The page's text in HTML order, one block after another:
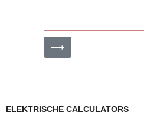
⟶
ELEKTRISCHE CALCULATORS